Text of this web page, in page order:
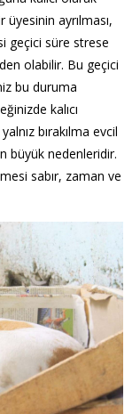
ayrılması,
geçici süre strese
olabilir. Bu geçici
bu duruma
kalıcı
bırakılma evcil
büyük nedenleridir.
sabır, zaman ve